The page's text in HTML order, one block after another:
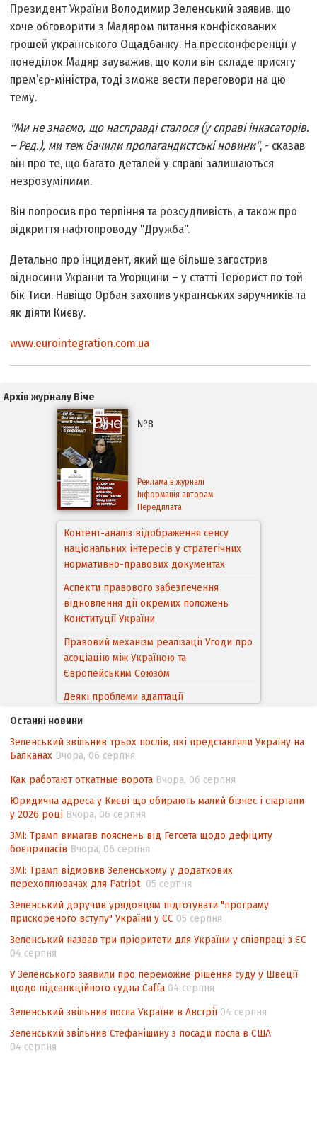
Президент України Володимир Зеленський заявив, що
хоче обговорити з Мадяром питання конфіскованих
грошей українського Ощадбанку. На пресконференції у
понеділок Мадяр зауважив, що коли він складе присягу
прем’єр-міністра, тоді зможе вести переговори на цю
тему.
"Ми не знаємо, що насправді сталося (у справі інкасаторів.
– Ред.), ми теж бачили пропагандистські новини", - сказав
він про те, що багато деталей у справі залишаються
незрозумілими.
Він попросив про терпіння та розсудливість, а також про
відкриття нафтопроводу "Дружба".
Детально про інцидент, який ще більше загострив
відносини України та Угорщини – у статті Терорист по той
бік Тиси. Навіщо Орбан захопив українських заручників та
як діяти Києву.
www.eurointegration.com.ua
Архів журналу Віче
№8
Реклама в журналі
Інформація авторам
Передплата
Контент-аналіз відображення сенсу
національних інтересів у стратегічних
нормативно-правових документах
Аспекти правового забезпечення
відновлення дії окремих положень
Конституції України
Правовий механізм реалізації Угоди про
асоціацію між Україною та
Європейським Cоюзом
Деякі проблеми адаптації
походження товарів відповідно до
Угоди про торговельні аспекти прав
інтелектуальної власності (TRIPS) у
контексті євроінтеграції
Аналіз виборчого законодавства щодо
невизначеності механізму повторного
підрахунку голосів виборців
Інформаційна безпека суспільства
Останні новини
Зеленський звільнив трьох послів, які представляли Україну на
Балканах Вчора, 06 серпня
Как работают откатные ворота Вчора, 06 серпня
Юридична адреса у Києві що обирають малий бізнес і стартапи
у 2026 році Вчора, 06 серпня
ЗМІ: Трамп вимагав пояснень від Гегсета щодо дефіциту
боєприпасів Вчора, 06 серпня
ЗМІ: Трамп відмовив Зеленському у додаткових
перехоплювачах для Patriot 05 серпня
Зеленський доручив урядовцям підготувати "програму
прискореного вступу" України у ЄС 05 серпня
Зеленський назвав три пріоритети для України у співпраці з ЄС
04 серпня
У Зеленського заявили про переможне рішення суду у Швеції
щодо підсанкційного судна Caffa 04 серпня
Зеленський звільнив посла України в Австрії 04 серпня
Зеленський звільнив Стефанішину з посади посла в США
04 серпня